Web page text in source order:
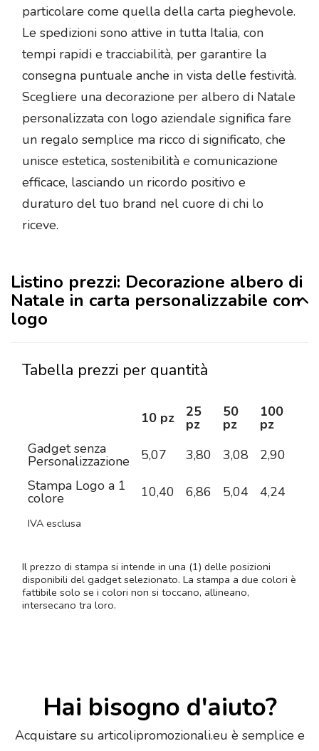
particolare come quella della carta pieghevole.
Le spedizioni sono attive in tutta Italia, con
tempi rapidi e tracciabilità, per garantire la
consegna puntuale anche in vista delle festività.
Scegliere una decorazione per albero di Natale
personalizzata con logo aziendale significa fare
un regalo semplice ma ricco di significato, che
unisce estetica, sostenibilità e comunicazione
efficace, lasciando un ricordo positivo e
duraturo del tuo brand nel cuore di chi lo
riceve.
Listino prezzi: Decorazione albero di
Natale in carta personalizzabile con
logo
Tabella prezzi per quantità
10 pz 25
pz
50
pz
100
pz
Gadget senza
Personalizzazione 5,07 3,80 3,08 2,90
Stampa Logo a 1
colore 10,40 6,86 5,04 4,24
IVA esclusa
Il prezzo di stampa si intende in una (1) delle posizioni
disponibili del gadget selezionato. La stampa a due colori è
fattibile solo se i colori non si toccano, allineano,
intersecano tra loro.
Hai bisogno d'aiuto?
Acquistare su articolipromozionali.eu è semplice e